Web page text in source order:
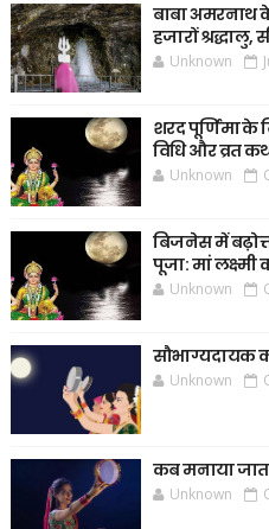
बाबा अमरनाथ
हजारों श्रद्धालु,
Unknown
शरद पूर्णिमा के
विधि और व्रत
Unknown
बिजनेस में
पूजा: मां लक्ष्मी
Unknown
सौभाग्यदायक
Unknown
कब मनाया
Unknown